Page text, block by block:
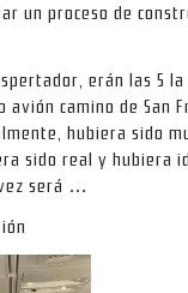
un proceso de
erán las 5 la
camino de San
hubiera sido
sido real y hubiera
será …